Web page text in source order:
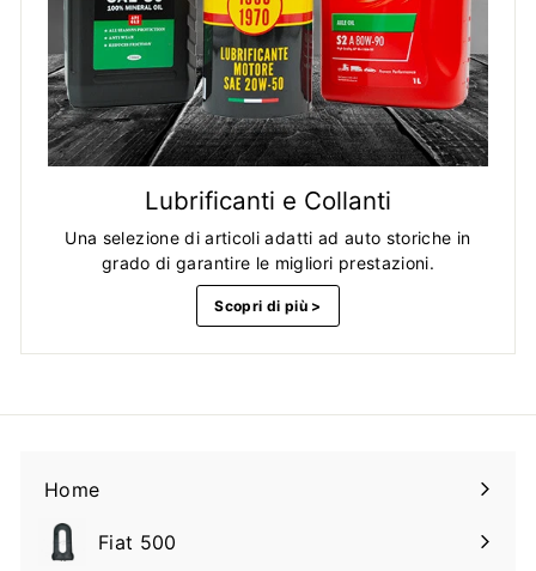
Lubrificanti e Collanti
Una selezione di articoli adatti ad auto storiche in
grado di garantire le migliori prestazioni.
Scopri di più >
Home
Fiat 500
Espandi